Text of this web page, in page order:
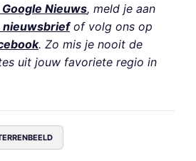
Nieuws, meld je aan
nieuwsbriefof volg ons op
. Zo mis je nooit de
uit jouw favoriete regio in